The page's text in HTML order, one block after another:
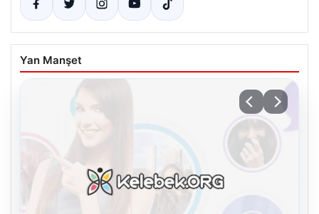
Yan Manşet